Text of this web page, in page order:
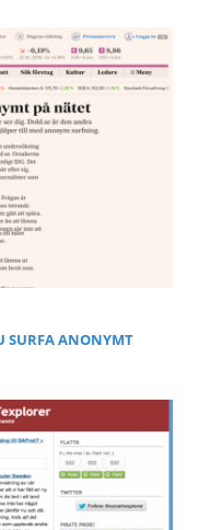
SURFA ANONYMT